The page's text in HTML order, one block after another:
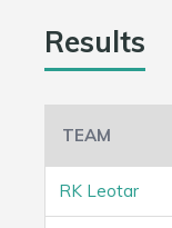
Results
TEAM
RK Leotar